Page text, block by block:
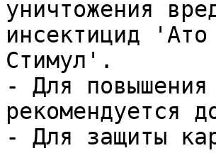
уничтожения
инсектицид
Стимул'.
- Для повышения
рекомендуется
- Для защиты